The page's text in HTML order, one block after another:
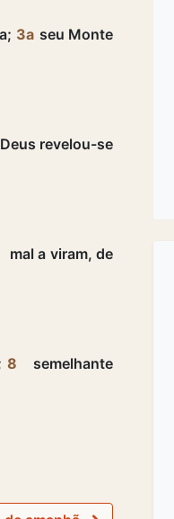
3a seu Monte
Deus revelou-se
mal a viram, de
8
semelhante